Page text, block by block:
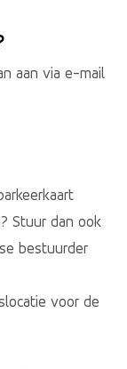
aan via e-mail
Stuur dan ook
bestuurder
voor de